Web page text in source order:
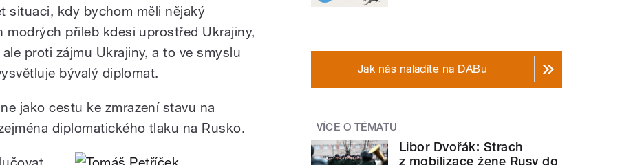
situaci, kdy bychom měli nějaký
přileb kdesi uprostřed Ukrajiny,
proti zájmu Ukrajiny, a to ve smyslu
bývalý diplomat.
jako cestu ke zmrazení stavu na
diplomatického tlaku na Rusko.
Jak nás naladíte na DABu
VÍCE O TÉMATU
Libor Dvořák: Strach
z mobilizace žene Rusy do